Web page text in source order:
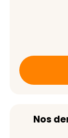
Nos